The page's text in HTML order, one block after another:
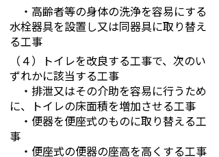
・高齢者等の身体の洗浄を容易にする
水栓器具を設置し又は同器具に取り替え
る工事
（４）トイレを改良する工事で、次のい
ずれかに該当する工事
・排泄又はその介助を容易に行うため
に、トイレの床面積を増加させる工事
・便器を便座式のものに取り替える工
事
・便座式の便器の座高を高くする工事